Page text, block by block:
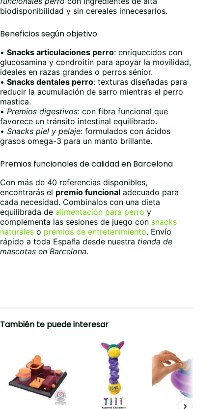
biodisponibilidad y sin cereales innecesarios.
Beneficios según objetivo
• Snacks articulaciones perro: enriquecidos con
glucosamina y condroitín para apoyar la movilidad,
ideales en razas grandes o perros sénior.
• Snacks dentales perro: texturas diseñadas para
reducir la acumulación de sarro mientras el perro
mastica.
• Premios digestivos: con fibra funcional que
favorece un tránsito intestinal equilibrado.
• Snacks piel y pelaje: formulados con ácidos
grasos omega-3 para un manto brillante.
Premios funcionales de calidad en Barcelona
Con más de 40 referencias disponibles,
encontrarás el premio funcional adecuado para
cada necesidad. Combínalos con una dieta
equilibrada de alimentación para perro y
complementa las sesiones de juego con snacks
naturales o premios de entretenimiento. Envío
rápido a toda España desde nuestra tienda de
mascotas en Barcelona.
También te puede interesar